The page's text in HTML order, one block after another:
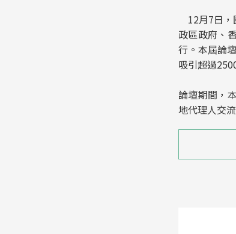
12月7日，
政區政府、
行。本屆論
吸引超過
論壇期間，
地代理人交流